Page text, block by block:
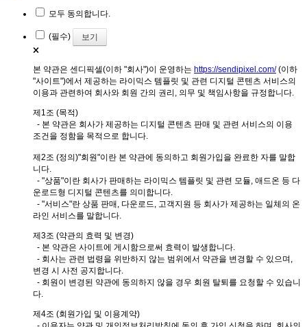
모두 동의합니다.
(필수) 보기
본 약관은 센디픽셀(이하 "회사")이 운영하는 https://sendipixel.com/(이하
"사이트")에서 제공하는 라이믹스 템플릿 및 관련 디지털 콘텐츠 서비스의
이용과 관련하여 회사와 회원 간의 권리, 의무 및 책임사항을 규정합니다.
제1조 (목적)
- 본 약관은 회사가 제공하는 디지털 콘텐츠 판매 및 관련 서비스의 이용
조건을 정함을 목적으로 합니다.
제2조 (정의)"회원"이란 본 약관에 동의하고 회원가입을 완료한 자를 말합
니다.
- "상품"이란 회사가 판매하는 라이믹스 템플릿 및 관련 모듈, 애드온 등 다
운로드형 디지털 콘텐츠를 의미합니다.
- "서비스"란 상품 판매, 다운로드, 고객지원 등 회사가 제공하는 일체의 온
라인 서비스를 말합니다.
제3조 (약관의 효력 및 변경)
- 본 약관은 사이트에 게시함으로써 효력이 발생합니다.
- 회사는 관련 법령을 위반하지 않는 범위에서 약관을 변경할 수 있으며,
변경 시 사전 공지합니다.
- 회원이 변경된 약관에 동의하지 않을 경우 회원 탈퇴를 요청할 수 있습니
다.
제4조 (회원가입 및 이용계약)